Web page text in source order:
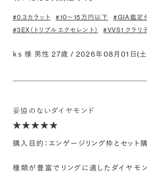
#0.3カラット #10〜15万円以下
#GIA鑑定
#3EX（トリプルエクセレント）
#VVS1 クラリ
ｋｓ 様 男性 27歳 / 2026年08月01日(
妥協のないダイヤモンド
購入目的：エンゲージリング枠とセット
種類が豊富でリングに適したダイヤモ